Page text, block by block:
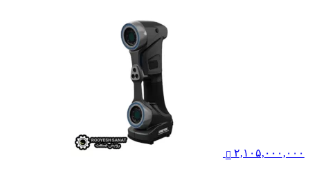
۲,۱۰۵,۰۰۰,۰۰۰